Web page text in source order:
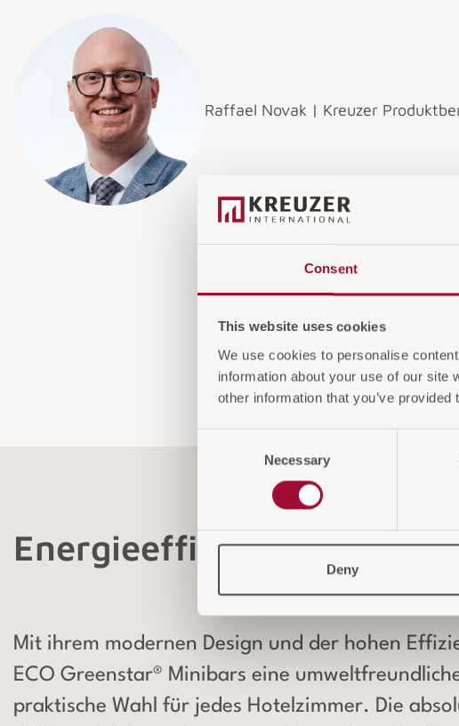
Consent
This website uses cookies
We use cookies to personalise
information about your use of our site
other information that you’ve
Necessary
Deny
Raffael Novak | Kreuzer
Produktinformationen
Energieeffizienz trifft
Mit ihrem modernen Design und der hohen
ECO Greenstar® Minibars eine
praktische Wahl für jedes Hotelzimmer. Die